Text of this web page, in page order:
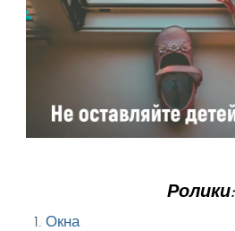
Ролики:
Окна